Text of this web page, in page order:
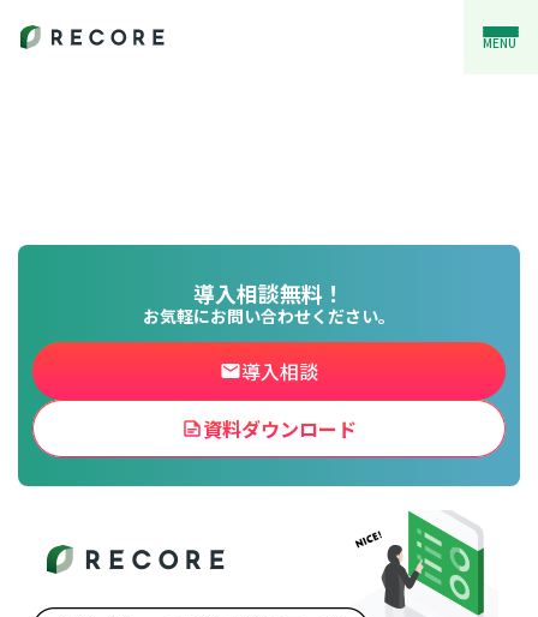
MENU
導入相談無料！
お気軽にお問い合わせください。
導入相談
資料ダウンロード